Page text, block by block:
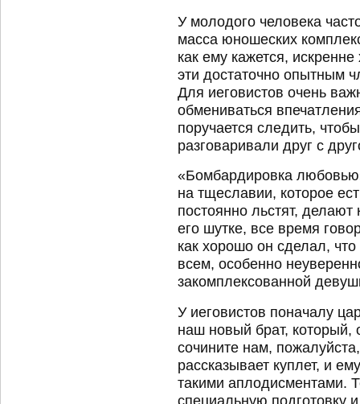
У молодого человека
масса юношеских
как ему кажется,
эти достаточно опытным
Для иеговистов очень
обмениваться
поручается следить,
разговаривали друг с
«Бомбардировка
на тщеславии, которое
постоянно льстят,
его шутке, все время
как хорошо он сделал,
всем, особенно
закомплексованной
У иеговистов поначалу
наш новый брат, который,
сочините нам,
рассказывает куплет, и
такими аплодисментами.
специальную подготовку